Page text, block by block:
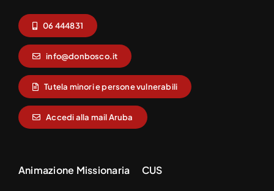
06 444831
info@donbosco.it
Tutela minori e persone vulnerabili
Accedi alla mail Aruba
Animazione Missionaria CUS